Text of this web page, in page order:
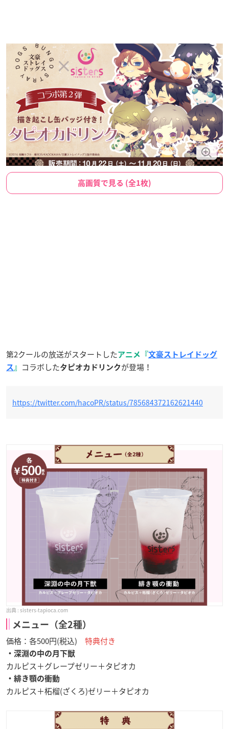
高画質で見る (全1枚)
第2クールの放送がスタートしたアニメ『文豪ストレイドッグ
ス 』 コラボしたタピオカドリンク が登場！
https://twitter.com/hacoPR/status/785684372162621440
sisters-tapioca.com
メニュー（全2種）
価格：各500円(税込) 特典付き
・深淵の中の月下獣
カルピス＋グレープゼリー＋タピオカ
・緋き顎の衝動
カルピス＋柘榴(ざくろ)ゼリー＋タピオカ